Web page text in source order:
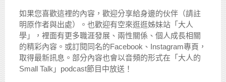
如果您喜歡這裡的內容，歡迎分享給身邊的伙伴（請註
明原作者與出處）。也歡迎有空來逛逛姊妹站「大人
學」，裡面有更多職涯發展、兩性關係、個人成長相關
的精彩內容。或訂閱同名的Facebook、Instagram專頁，
取得最新訊息。部分內容也會以音頻的形式在「大人的
Small Talk」podcast節目中放送！